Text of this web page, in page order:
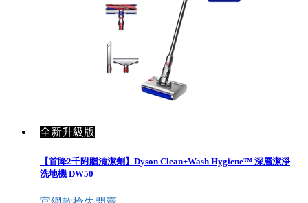
全新升級版
【首降2千附贈清潔劑】Dyson Clean+Wash Hygiene™ 深層潔淨
洗地機 DW50